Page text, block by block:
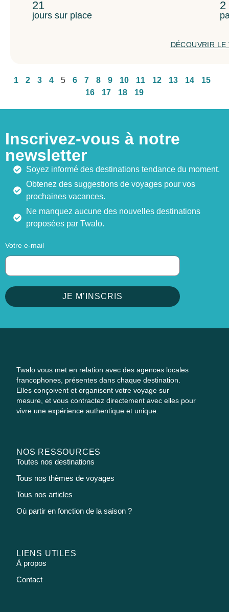
21
jours sur place
DÉCOUVRIR LE
1 2 3 4 5 6 7 8 9 10 11 12 13 14
15
16
17 18 19
Inscrivez-vous à notre
newsletter
Soyez informé des destinations tendance du moment.
Obtenez des suggestions de voyages pour vos
prochaines vacances.
Ne manquez aucune des nouvelles destinations
proposées par Twalo.
Votre e-mail
JE M'INSCRIS
Twalo vous met en relation avec des agences locales
francophones, présentes dans chaque destination.
Elles conçoivent et organisent votre voyage sur
mesure, et vous contractez directement avec elles pour
vivre une expérience authentique et unique.
NOS RESSOURCES
Toutes nos destinations
Tous nos thèmes de voyages
Tous nos articles
Où partir en fonction de la saison ?
LIENS UTILES
À propos
Contact